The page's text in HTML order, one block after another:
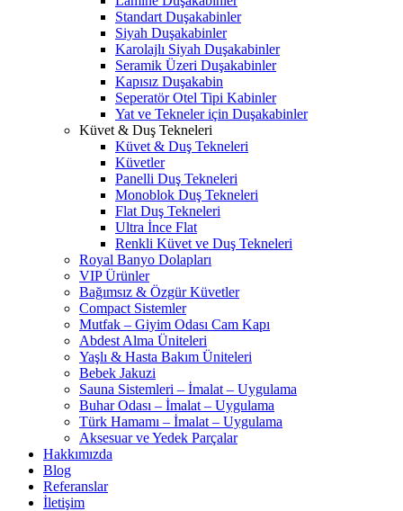
Standart Duşakabinler
Siyah Duşakabinler
Karolajlı Siyah Duşakabinler
Seramik Üzeri Duşakabinler
Kapısız Duşakabin
Seperatör Otel Tipi Kabinler
Yat ve Tekneler için Duşakabinler
Küvet & Duş Tekneleri
Küvet & Duş Tekneleri
Küvetler
Panelli Duş Tekneleri
Monoblok Duş Tekneleri
Flat Duş Tekneleri
Ultra İnce Flat
Renkli Küvet ve Duş Tekneleri
Royal Banyo Dolapları
VIP Ürünler
Bağımsız & Özgür Küvetler
Compact Sistemler
Mutfak – Giyim Odası Cam Kapı
Abdest Alma Üniteleri
Yaşlı & Hasta Bakım Üniteleri
Bebek Jakuzi
Sauna Sistemleri – İmalat – Uygulama
Buhar Odası – İmalat – Uygulama
Türk Hamamı – İmalat – Uygulama
Aksesuar ve Yedek Parçalar
Hakkımızda
Blog
Referanslar
İletişim